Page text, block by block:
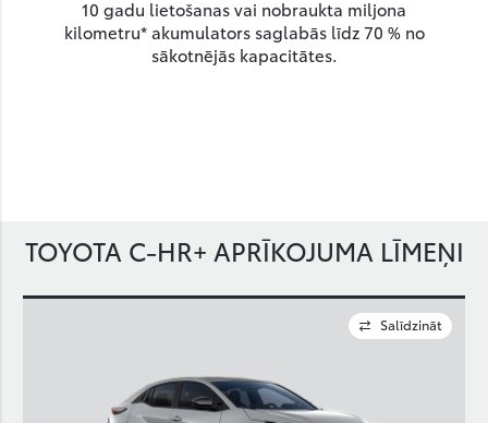
10 gadu lietošanas vai nobraukta miljona
kilometru* akumulators saglabās līdz 70 % no
sākotnējās kapacitātes.
TOYOTA C-HR+ APRĪKOJUMA LĪMEŅI
Salīdzināt